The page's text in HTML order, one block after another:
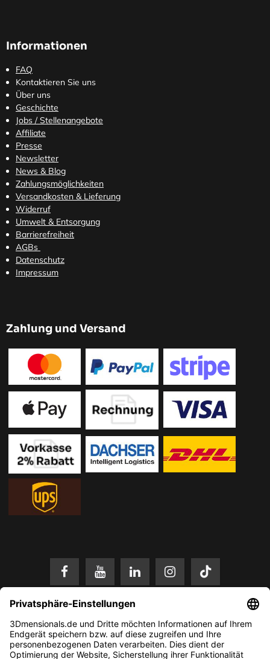
Informationen
FAQ
Kontaktieren Sie uns
Über uns
Geschichte
Jobs / Stellenangebote
Affiliate
Presse
Newsletter
News & Blog
Zahlungsmöglichkeiten
Versandkosten & Lieferung
Widerruf
Umwelt & Entsorgung
Barrierefreiheit
AGBs
Datenschutz
Impressum
Zahlung und Versand
* Alle Preise in EUR inkl. gesetzl. Mehrwertsteuer zzgl. Versandkosten.
Änderungen und Irrtümer vorbehalten. Nur solange der Vorrat reicht.
© 2026 3Dmensionals / PONTIALIS GmbH & Co. KG - All Rights Reserved.​